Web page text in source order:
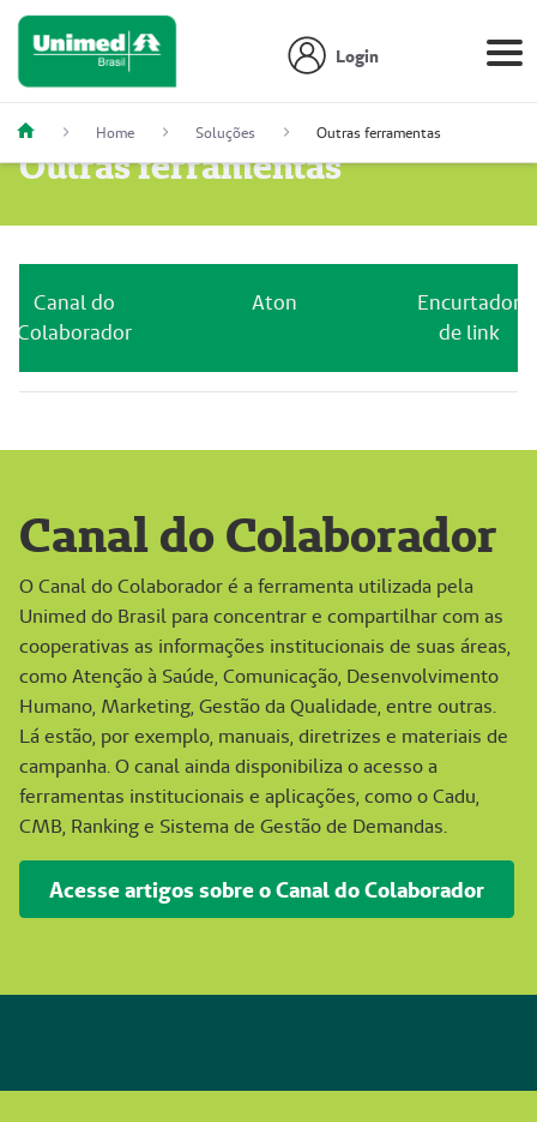
Login
Home Soluções Outras ferramentas
Outras ferramentas
Canal do
Colaborador
Aton
Encurtador
de link
Canal do Colaborador
O Canal do Colaborador é a ferramenta utilizada pela
Unimed do Brasil para concentrar e compartilhar com as
cooperativas as informações institucionais de suas áreas,
como Atenção à Saúde, Comunicação, Desenvolvimento
Humano, Marketing, Gestão da Qualidade, entre outras.
Lá estão, por exemplo, manuais, diretrizes e materiais de
campanha. O canal ainda disponibiliza o acesso a
ferramentas institucionais e aplicações, como o Cadu,
CMB, Ranking e Sistema de Gestão de Demandas.
Acesse artigos sobre o Canal do Colaborador